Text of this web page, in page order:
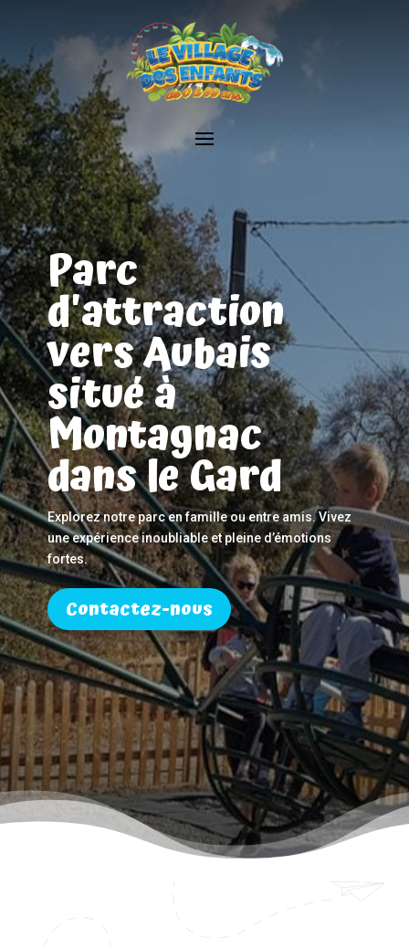
Parc
d'attraction
vers Aubais
situé à
Montagnac
dans le Gard
Explorez notre parc en famille ou entre amis. Vivez
une expérience inoubliable et pleine d’émotions
fortes.
Contactez-nous